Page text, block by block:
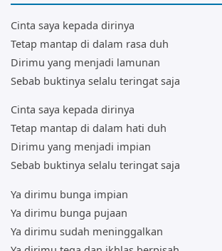
Cinta saya kepada dirinya
Tetap mantap di dalam rasa duh
Dirimu yang menjadi lamunan
Sebab buktinya selalu teringat saja
Cinta saya kepada dirinya
Tetap mantap di dalam hati duh
Dirimu yang menjadi impian
Sebab buktinya selalu teringat saja
Ya dirimu bunga impian
Ya dirimu bunga pujaan
Ya dirimu sudah meninggalkan